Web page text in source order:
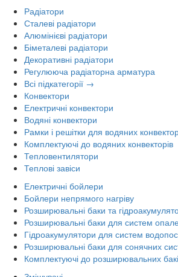
Радіатори
Сталеві радіатори
Алюмінієві радіатори
Біметалеві радіатори
Декоративні радіатори
Регулююча радіаторна арматура
Всі підкатегорії →
Конвектори
Електричні конвектори
Водяні конвектори
Рамки і решітки для водяних
Комплектуючі до водяних конвекторів
Тепловентилятори
Теплові завіси
Електричні бойлери
Бойлери непрямого нагріву
Розширювальні баки та
Розширювальні баки для систем
Гідроакумулятори для систем
Розширювальні баки для сонячних
Комплектуючі до розширювальних